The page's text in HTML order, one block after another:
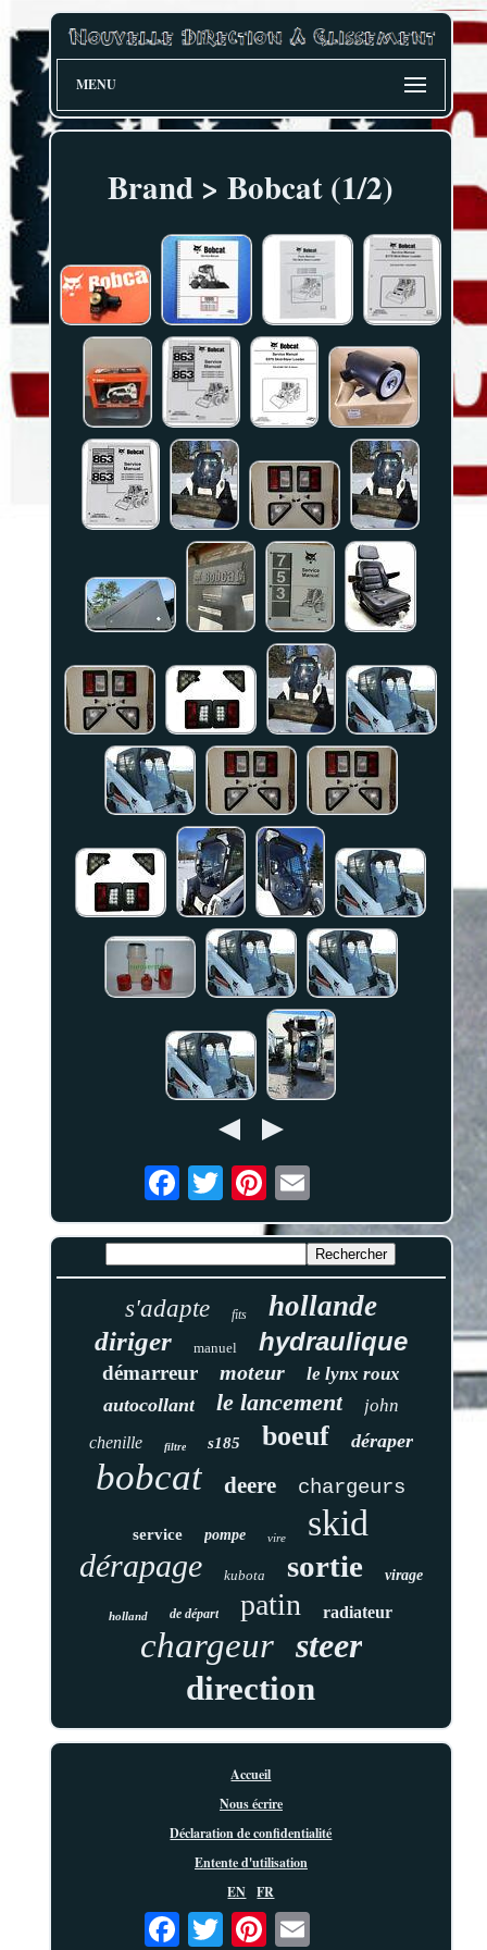
MENU
Brand > Bobcat (1/2)
s'adapte fits hollande
diriger manuel hydraulique
démarreur moteur le lynx roux
autocollant le lancement john
chenille filtre s185 boeuf déraper
bobcat deere chargeurs
service pompe vire skid
dérapage kubota sortie virage
holland de départ patin radiateur
chargeur steer
direction
Accueil
Nous écrire
Déclaration de confidentialité
Entente d'utilisation
EN
FR